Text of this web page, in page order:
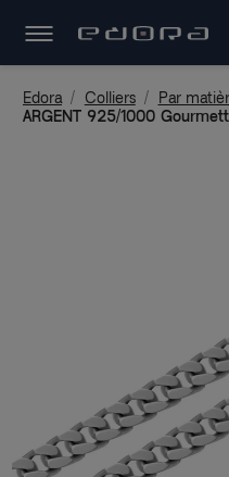
Edora Colliers Par
ARGENT 925/1000